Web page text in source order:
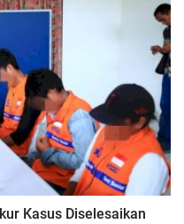
Kasus Diselesaikan